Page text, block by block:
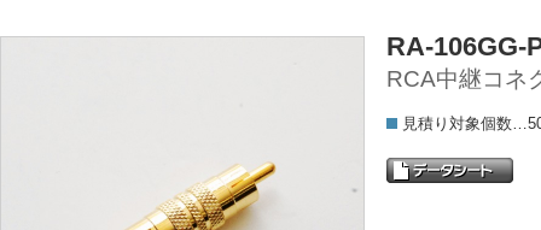
RA-106GG-
RCA中継コネ
見積り対象個数